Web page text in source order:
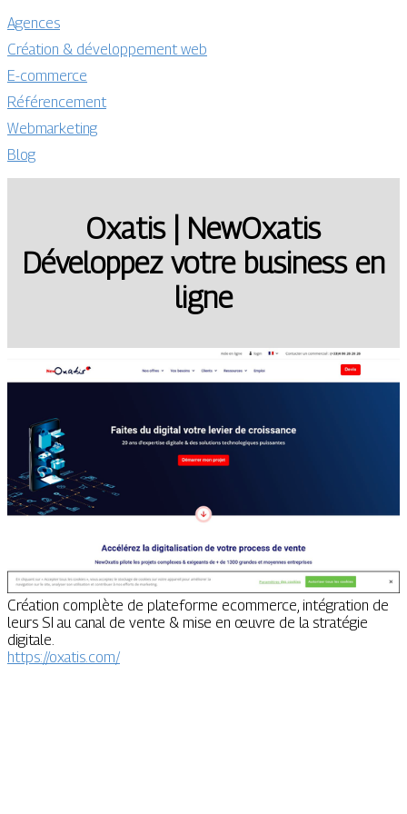
Agences
Création & développement web
E-commerce
Référencement
Webmarketing
Blog
Oxatis | NewOxatis
Développez votre business en
ligne
Création complète de plateforme ecommerce, intégration de
leurs SI au canal de vente & mise en œuvre de la stratégie
digitale.
https://oxatis.com/